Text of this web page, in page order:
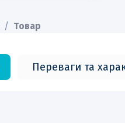
/ Товар
Переваги та